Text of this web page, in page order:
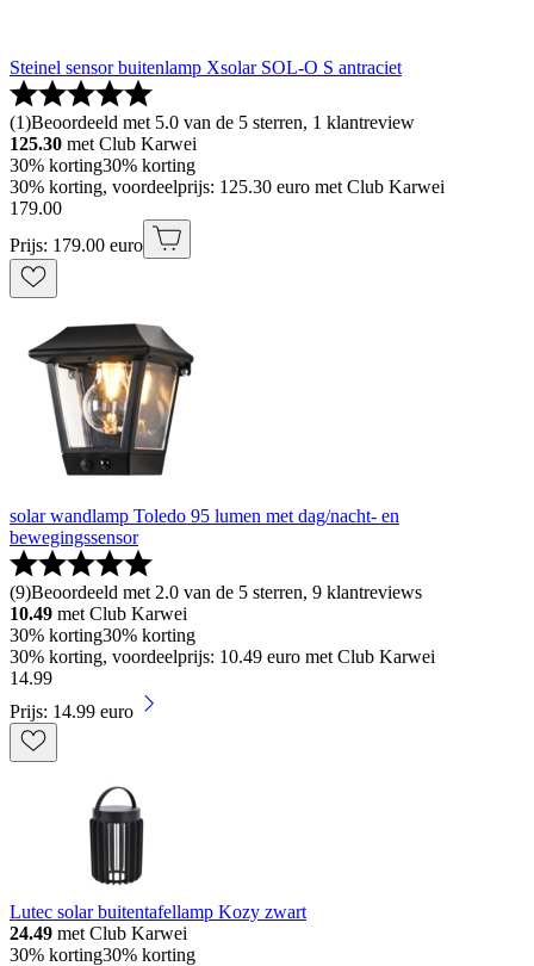
Steinel sensor buitenlamp Xsolar SOL-O S antraciet
(1)Beoordeeld met 5.0 van de 5 sterren, 1 klantreview
125.30 met Club Karwei
30% korting30% korting
30% korting, voordeelprijs: 125.30 euro met Club Karwei
179.00
Prijs: 179.00 euro
solar wandlamp Toledo 95 lumen met dag/nacht- en
bewegingssensor
(9)Beoordeeld met 2.0 van de 5 sterren, 9 klantreviews
10.49 met Club Karwei
30% korting30% korting
30% korting, voordeelprijs: 10.49 euro met Club Karwei
14.99
Prijs: 14.99 euro
Lutec solar buitentafellamp Kozy zwart
24.49 met Club Karwei
30% korting30% korting